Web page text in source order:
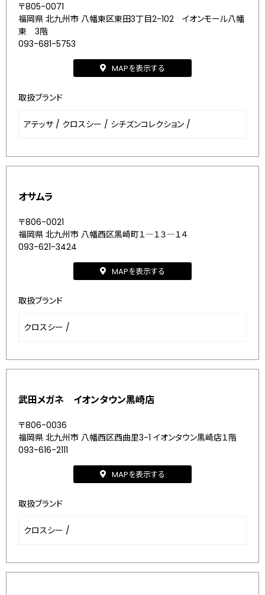
〒805-0071
福岡県 北九州市 八幡東区東田3丁目2-102 イオンモール八幡
東 3階
093-681-5753
MAPを表示する
取扱ブランド
アテッサ / クロスシー / シチズンコレクション /
オサムラ
〒806-0021
福岡県 北九州市 八幡西区黒崎町１―１３―１４
093-621-3424
MAPを表示する
取扱ブランド
クロスシー /
武田メガネ イオンタウン黒崎店
〒806-0036
福岡県 北九州市 八幡西区西曲里3-1 イオンタウン黒崎店１階
093-616-2111
MAPを表示する
取扱ブランド
クロスシー /